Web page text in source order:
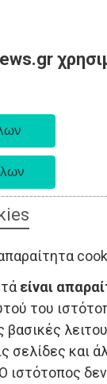
είναι
του
βασικές
σελίδες και
ιστότοπος